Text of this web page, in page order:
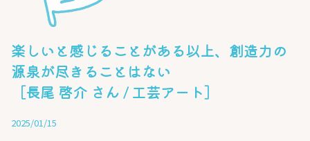
楽しいと感じることがある以上、創造力の
源泉が尽きることはない
［長尾 啓介 さん / 工芸アート］
2025/01/15